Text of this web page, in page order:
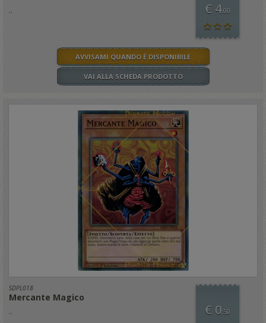
.. € 4,00
AVVISAMI QUANDO È DISPONIBILE
VAI ALLA SCHEDA PRODOTTO
SDPL018
Mercante Magico
.. € 0,50